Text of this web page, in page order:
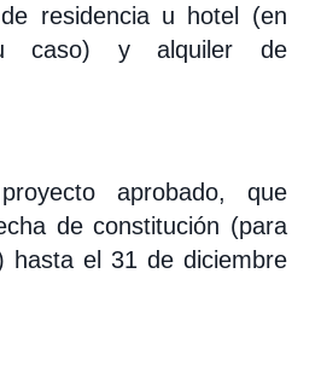
residencia u hotel (en
caso) y alquiler de
aprobado, que
de constitución (para
hasta el 31 de diciembre